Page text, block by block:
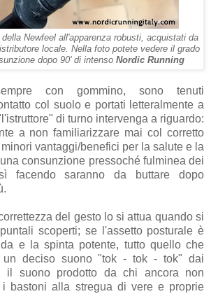
Newfeel all'apparenza robusti, acquistati da
locale. Nella foto potete vedere il grado
dopo 90' di intenso Nordic Running
con gommino, sono tenuti
col suolo e portati letteralmente a
di turno intervenga a riguardo:
a non familiarizzare mai col corretto
vantaggi/benefici per la salute e la
consunzione pressoché fulminea dei
facendo saranno da buttare dopo
del gesto lo si attua quando si
scoperti; se l'assetto posturale è
e la spinta potente, tutto quello che
un deciso suono "tok - tok - tok" dai
il suono prodotto da chi ancora non
i bastoni alla stregua di vere e proprie